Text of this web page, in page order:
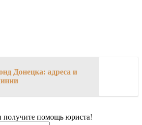
Донецка: адреса и
получите помощь юриста!